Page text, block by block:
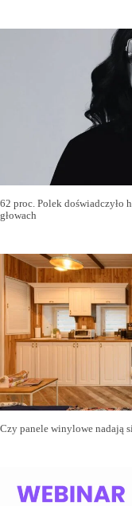
62 proc. Polek doświadczyło
głowach
Czy panele winylowe nadają